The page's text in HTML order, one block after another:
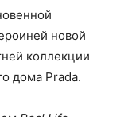
новой
коллекции
дома Prada.